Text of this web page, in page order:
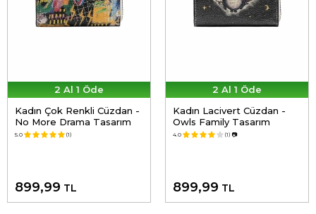
2 Al 1 Öde
Kadın Çok Renkli Cüzdan -
No More Drama Tasarım
5.0 (1)
899,99 TL
2 Al 1 Öde
Kadın Lacivert Cüzdan -
Owls Family Tasarım
4.0 (1) 📷
899,99 TL